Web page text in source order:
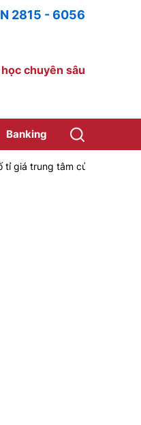
2815 - 6056
chuyên sâu
Banking
của Đồng Việt Nam với